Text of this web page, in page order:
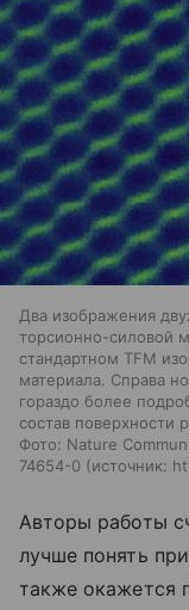
Два изображения
торсионно-силовой
стандартном TFM
материала. Справа
гораздо более
состав поверхности
Фото: Nature
74654-0
источник:
Авторы работы
лучше понять
также окажется